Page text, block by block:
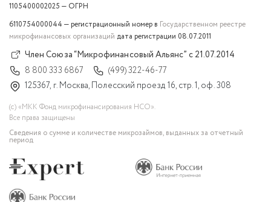
1105400002025 — ОГРН
6110754000044 — регистрационный номер в Государственном реестре
микрофинансовых организаций дата регистрации 08.07.2011
Член Союза “Микрофинансовый Альянс” с 21.07.2014
8 800 333 6867
(499) 322-46-77
125367, г. Москва, Полесский проезд 16, стр. 1, оф. 308
(с) «МКК Фонд микрофинансирования НСО».
Все права защищены
Сведения о сумме и количестве микрозаймов, выданных за отчетный
период